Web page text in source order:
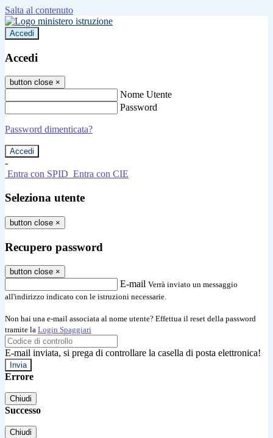
Salta al contenuto
Accedi
Accedi
button close ×
Nome Utente
Password
Password dimenticata?
-
Entra con SPID Entra con CIE
Seleziona utente
button close ×
Recupero password
button close ×
E-mail Verrà inviato un messaggio
all'indirizzo indicato con le istruzioni necessarie.
Non hai una e-mail associata al nome utente? Effettua il reset della password
tramite la Login Spaggiari
E-mail inviata, si prega di controllare la casella di posta elettronica!
Errore
Chiudi
Successo
Chiudi